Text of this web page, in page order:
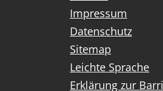
Impressum
Datenschutz
Sitemap
Leichte Sprache
Erklärung zur